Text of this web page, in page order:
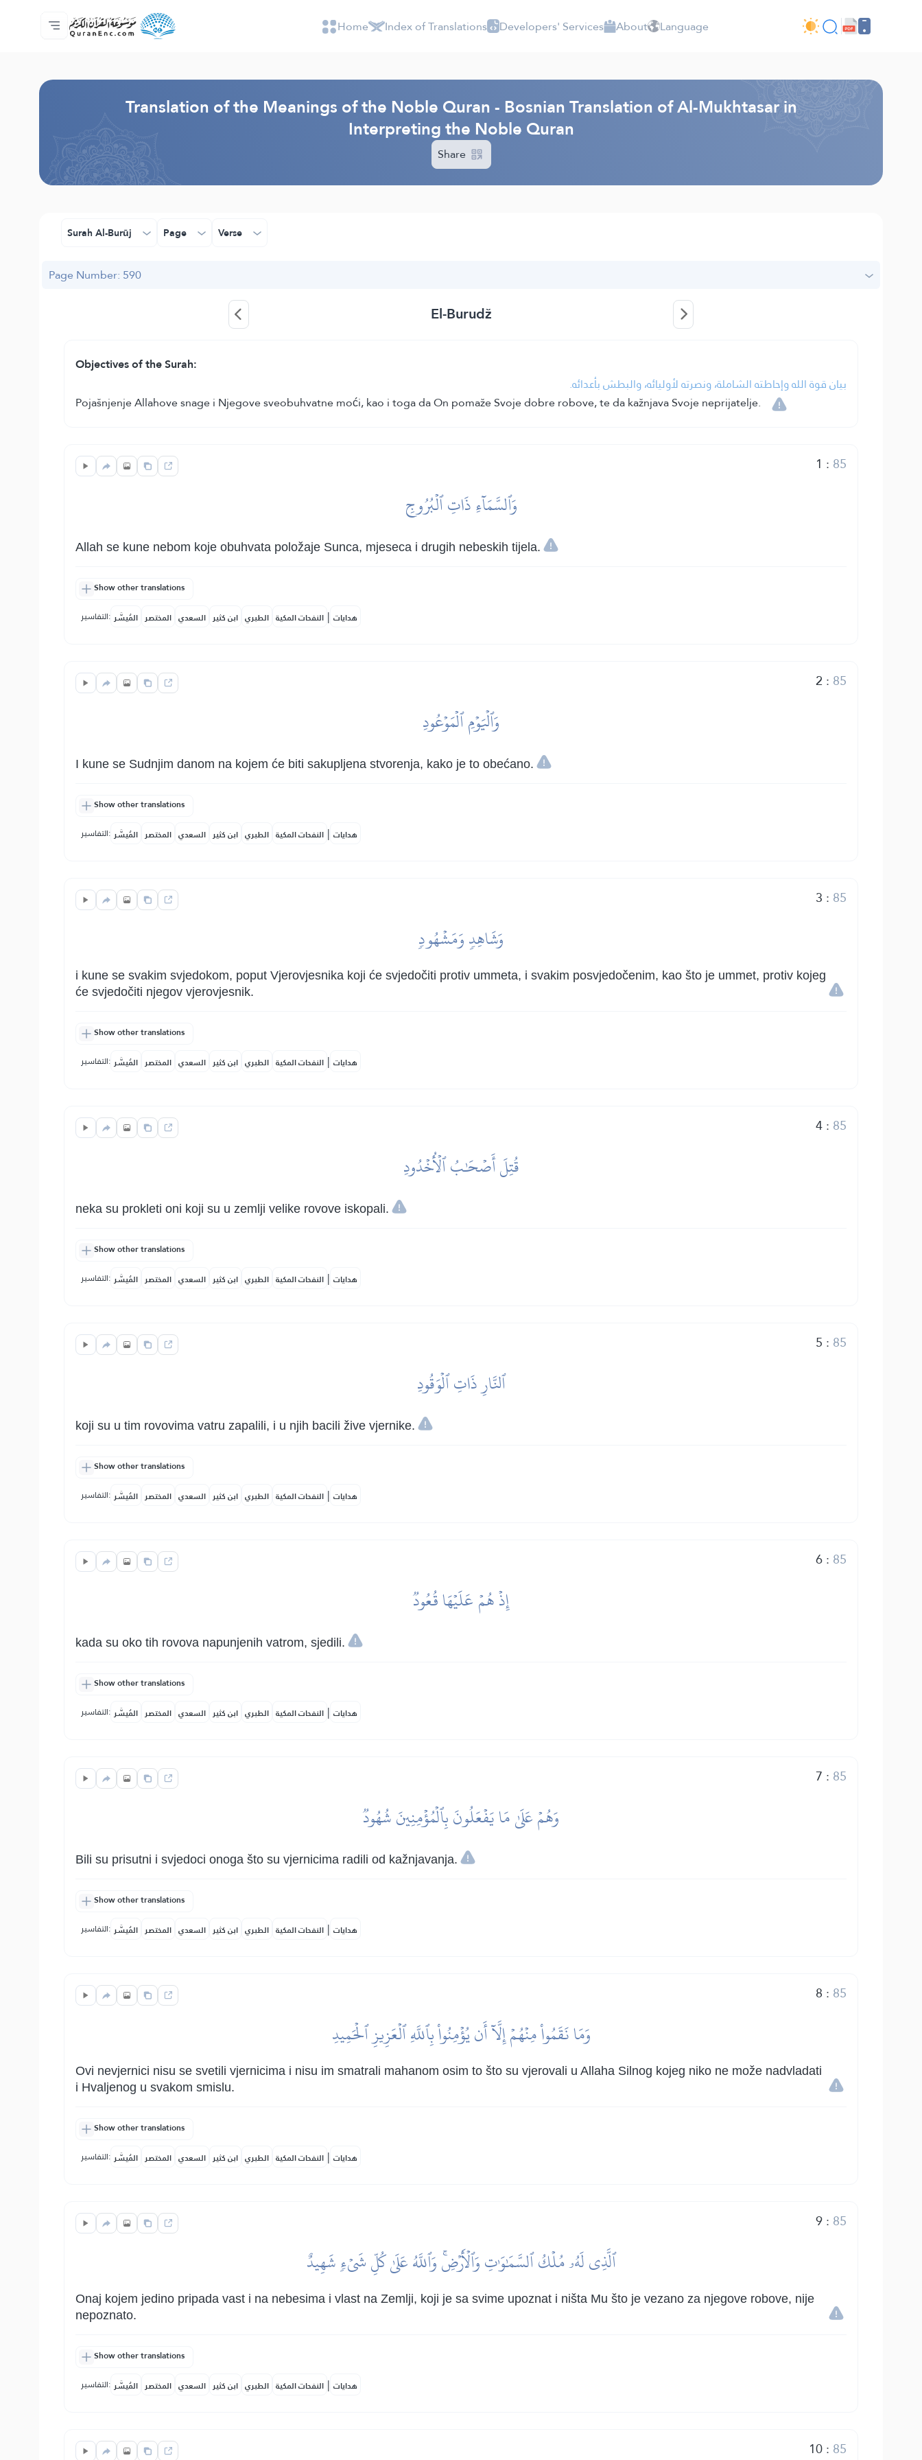
Home
Index of Translations
Audio
Developers' Services - API
About
Contact Us
Language Home Index of Translations Developers' Services About Language
Translation of the Meanings of the Noble Quran - Bosnian Translation of Al-Mukhtasar in
Interpreting the Noble Quran
Share
Surah Al-Burūj Page Verse
Page Number: 590
El-Burudž
Objectives of the Surah:
بيان قوة الله وإحاطته الشاملة، ونصرته لأوليائه، والبطش بأعدائه.
Pojašnjenje Allahove snage i Njegove sveobuhvatne moći, kao i toga da On pomaže Svoje dobre robove, te da kažnjava Svoje neprijatelje.
1 : 85
وَٱلسَّمَآءِ ذَاتِ ٱلۡبُرُوجِ
Allah se kune nebom koje obuhvata položaje Sunca, mjeseca i drugih nebeskih tijela.
Show other translations
التفاسير: المُيسَّر المختصر السعدي ابن كثير الطبري النفحات المكية | هدايات
2 : 85
وَٱلۡيَوۡمِ ٱلۡمَوۡعُودِ
I kune se Sudnjim danom na kojem će biti sakupljena stvorenja, kako je to obećano.
Show other translations
التفاسير: المُيسَّر المختصر السعدي ابن كثير الطبري النفحات المكية | هدايات
3 : 85
وَشَاهِدٖ وَمَشۡهُودٖ
i kune se svakim svjedokom, poput Vjerovjesnika koji će svjedočiti protiv ummeta, i svakim posvjedočenim, kao što je ummet, protiv kojeg
će svjedočiti njegov vjerovjesnik.
Show other translations
التفاسير: المُيسَّر المختصر السعدي ابن كثير الطبري النفحات المكية | هدايات
4: 85
قُتِلَ أَصۡحَٰبُ ٱلۡأُخۡدُودِ
neka su prokleti oni koji su u zemlji velike rovove iskopali.
Show other translations
التفاسير: المُيسَّر المختصر السعدي ابن كثير الطبري النفحات المكية | هدايات
5 : 85
ٱلنَّارِ ذَاتِ ٱلۡوَقُودِ
koji su u tim rovovima vatru zapalili, i u njih bacili žive vjernike.
Show other translations
التفاسير: المُيسَّر المختصر السعدي ابن كثير الطبري النفحات المكية | هدايات
6: 85
إِذۡ هُمۡ عَلَيۡهَا قُعُودٞ
kada su oko tih rovova napunjenih vatrom, sjedili.
Show other translations
التفاسير: المُيسَّر المختصر السعدي ابن كثير الطبري النفحات المكية | هدايات
7 : 85
وَهُمۡ عَلَىٰ مَا يَفۡعَلُونَ بِٱلۡمُؤۡمِنِينَ شُهُودٞ
Bili su prisutni i svjedoci onoga što su vjernicima radili od kažnjavanja.
Show other translations
التفاسير: المُيسَّر المختصر السعدي ابن كثير الطبري النفحات المكية | هدايات
8 : 85
وَمَا نَقَمُواْ مِنۡهُمۡ إِلَّآ أَن يُؤۡمِنُواْ بِٱللَّهِ ٱلۡعَزِيزِ ٱلۡحَمِيدِ
Ovi nevjernici nisu se svetili vjernicima i nisu im smatrali mahanom osim to što su vjerovali u Allaha Silnog kojeg niko ne može nadvladati
i Hvaljenog u svakom smislu.
Show other translations
التفاسير: المُيسَّر المختصر السعدي ابن كثير الطبري النفحات المكية | هدايات
9: 85
ٱلَّذِي لَهُۥ مُلۡكُ ٱلسَّمَٰوَٰتِ وَٱلۡأَرۡضِۚ وَٱللَّهُ عَلَىٰ كُلِّ شَيۡءٖ شَهِيدٌ
Onaj kojem jedino pripada vast i na nebesima i vlast na Zemlji, koji je sa svime upoznat i ništa Mu što je vezano za njegove robove, nije
nepoznato.
Show other translations
التفاسير: المُيسَّر المختصر السعدي ابن كثير الطبري النفحات المكية | هدايات
10: 85